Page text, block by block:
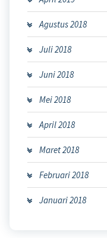
Agustus 2018
Juli 2018
Juni 2018
Mei 2018
April 2018
Maret 2018
Februari 2018
Januari 2018